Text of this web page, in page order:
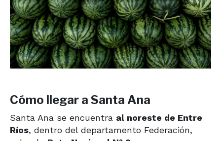
Cómo llegar a Santa Ana
Santa Ana se encuentra al noreste de Entre
Ríos, dentro del departamento Federación,